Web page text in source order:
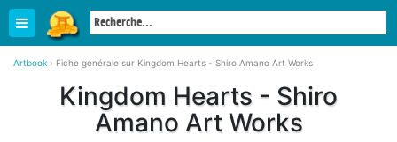
Artbook › Fiche générale sur Kingdom Hearts - Shiro Amano Art Works
Kingdom Hearts - Shiro
Amano Art Works